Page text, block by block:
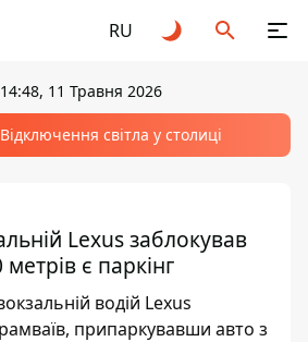
RU
14:48, 11 Травня 2026
Відключення світла у столиці
Lexus заблокував
є паркінг
водій Lexus
припаркувавши авто з